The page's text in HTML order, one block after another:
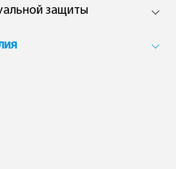
защиты